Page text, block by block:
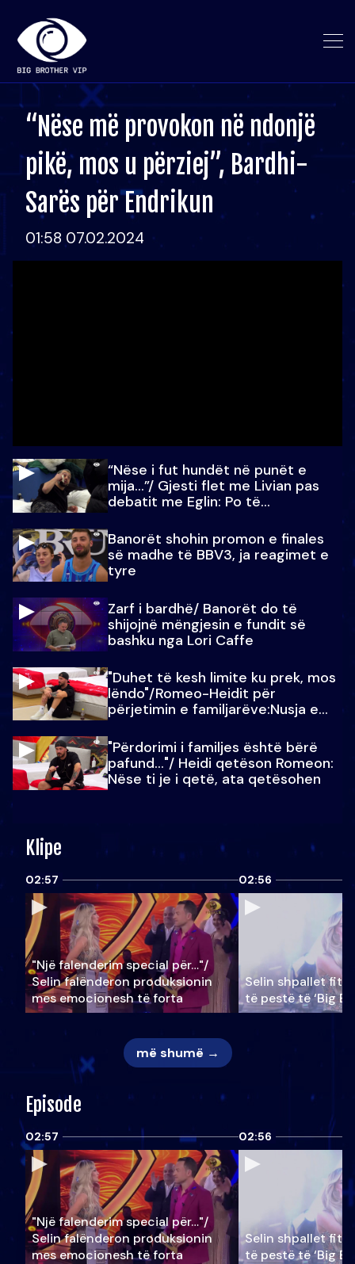
“Nëse më provokon në ndonjë
pikë, mos u përziej”, Bardhi-
Sarës për Endrikun
01:58 07.02.2024
“Nëse i fut hundët në punët e
mija…”/ Gjesti flet me Livian pas
debatit me Eglin: Po të
Banorët shohin promon e finales
së madhe të BBV3, ja reagimet e
tyre
Zarf i bardhë/ Banorët do të
shijojnë mëngjesin e fundit së
bashku nga Lori Caffe
"Duhet të kesh limite ku prek, mos
lëndo"/Romeo-Heidit për
përjetimin e familjarëve:Nusja e
"Përdorimi i familjes është bërë
pafund…"/ Heidi qetëson Romeon:
Nëse ti je i qetë, ata qetësohen
Klipe
02:57
"Një falenderim special për…"/
Selin falënderon produksionin
mes emocionesh të forta
02:56
Selin shpallet
të pestë të ‘Big
më shumë →
Episode
02:57
"Një falenderim special për…"/
Selin falënderon produksionin
mes emocionesh të forta
02:56
Selin shpallet
të pestë të ‘Big